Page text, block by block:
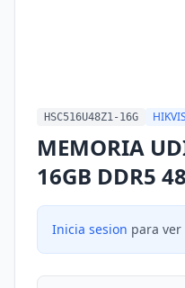
HSC516U48Z1-16G
MEMORIA
16GB DDR5
Inicia sesion para